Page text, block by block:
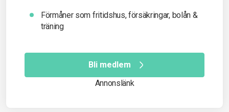
Förmåner som fritidshus, försäkringar, bolån &
träning
Bli medlem
Annonslänk